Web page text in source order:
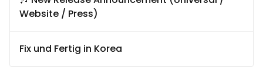
Website / Press)
Fix und Fertig in Korea